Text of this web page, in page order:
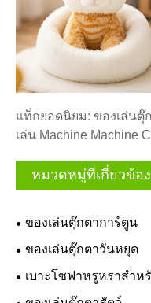
แท็กยอดนิยม: ของเล่นตุ๊
เล่น Machine Machine
หมวดหมู่ที่เกี่ยวข้อง
ของเล่นตุ๊กตาการ์ตูน
ของเล่นตุ๊กตาวันหยุด
เบาะโซฟาหรูหราสำห